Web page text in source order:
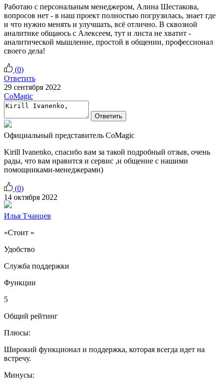
Работаю с персональным менеджером, Алина Шестакова,
вопросов нет - в наш проект полностью погрузилась, знает где
и что нужно менять и улучшать, всё отлично. В сквозной
аналитике общаюсь с Алексеем, тут и листа не хватит -
аналитической мышление, простой в общении, профессионал
своего дела!
(0)
Ответить
29 сентября 2022
CoMagic
Ответить
Официальный представитель CoMagic
Kirill Ivanenko, спасибо вам за такой подробный отзыв, очень
рады, что вам нравится и сервис ,и общение с нашими
помощниками-менеджерами)
(0)
14 октября 2022
Илья Тчанцев
«Стоит »
Удобство
Служба поддержки
Функции
5
Общий рейтинг
Плюсы:
Широкий функционал и поддержка, которая всегда идет на
встречу.
Минусы: